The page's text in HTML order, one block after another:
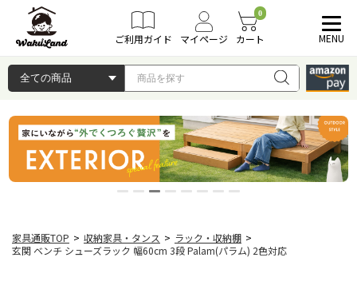
ご利用ガイド マイページ
0
カート MENU
家具通販TOP > 収納家具・タンス > ラック・収納棚 >
玄関 ベンチ シューズラック 幅60cm 3段 Palam(パラム) 2色対応